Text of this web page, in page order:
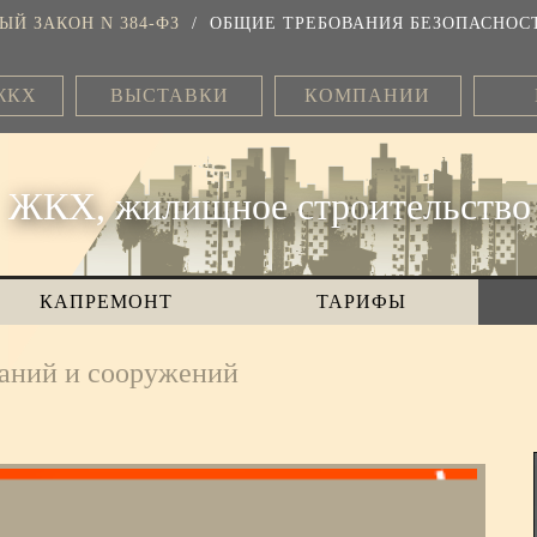
ЗАКОН N 384-ФЗ / ОБЩИЕ ТРЕБОВАНИЯ
ВЫСТАВКИ КОМПАНИИ
ЖКХ, жилищное строительство
КАПРЕМОНТ ТАРИФЫ
и сооружений